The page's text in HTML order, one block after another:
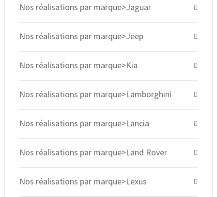
Nos réalisations par marque>Jaguar
Nos réalisations par marque>Jeep
Nos réalisations par marque>Kia
Nos réalisations par marque>Lamborghini
Nos réalisations par marque>Lancia
Nos réalisations par marque>Land Rover
Nos réalisations par marque>Lexus